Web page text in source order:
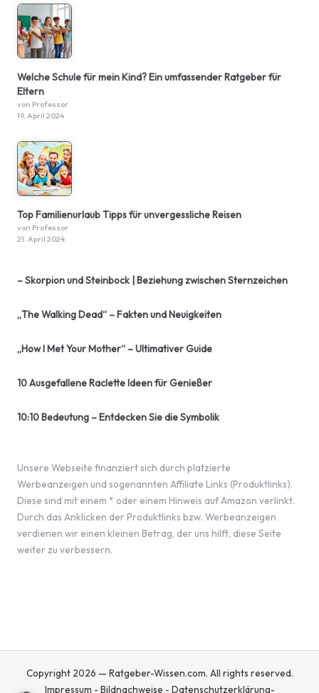
Welche Schule für mein Kind? Ein umfassender Ratgeber für
Eltern
von Professor
19. April 2024
Top Familienurlaub Tipps für unvergessliche Reisen
von Professor
21. April 2024
– Skorpion und Steinbock | Beziehung zwischen Sternzeichen
„The Walking Dead“ – Fakten und Neuigkeiten
„How I Met Your Mother“ – Ultimativer Guide
10 Ausgefallene Raclette Ideen für Genießer
10:10 Bedeutung – Entdecken Sie die Symbolik
Unsere Webseite finanziert sich durch platzierte
Werbeanzeigen und sogenannten Affiliate Links (Produktlinks).
Diese sind mit einem * oder einem Hinweis auf Amazon verlinkt.
Durch das Anklicken der Produktlinks bzw. Werbeanzeigen
verdienen wir einen kleinen Betrag, der uns hilft, diese Seite
weiter zu verbessern.
Copyright 2026 — Ratgeber-Wissen.com. All rights reserved.
Impressum - Bildnachweise - Datenschutzerklärung-